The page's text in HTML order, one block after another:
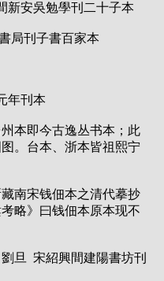
新安吳勉學刊二十子本
局刊子書百家本
年刊本
本即今古逸丛书本；此
。台本、浙本皆祖熙宁
南宋钱佃本之清代摹抄
略》曰钱佃本原本现不
旦 宋紹興間建陽書坊刊